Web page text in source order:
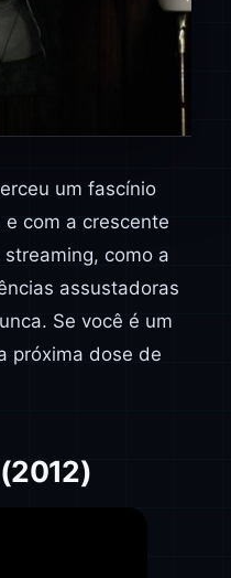
um fascínio
com a crescente
como a
assustadoras
Se você é um
próxima dose de